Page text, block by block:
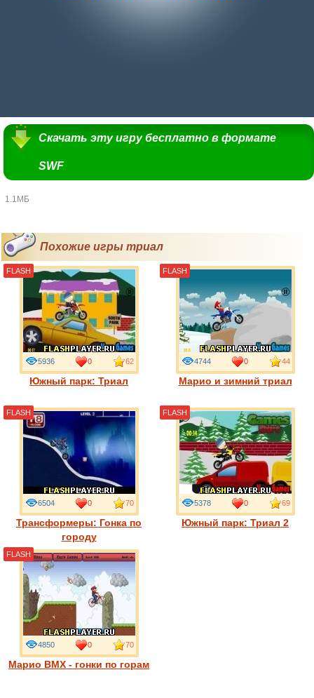
Скачать эту игру бесплатно в формате
SWF
1.1МБ
Похожие игры триал
Южный парк: Триал
5936 0 62
FLASH
Марио и зимний триал
4744 0 44
FLASH
Трансформеры: Гонка по
городу
6504 0 70
FLASH
Южный парк: Триал 2
5378 0 69
FLASH
Марио BMX - гонки по горам
4850 0 70
FLASH